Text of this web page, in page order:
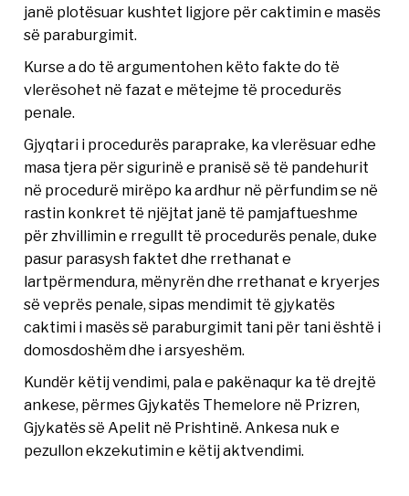
janë plotësuar kushtet ligjore për caktimin e masës
së paraburgimit.
Kurse a do të argumentohen këto fakte do të
vlerësohet në fazat e mëtejme të procedurës
penale.
Gjyqtari i procedurës paraprake, ka vlerësuar edhe
masa tjera për sigurinë e pranisë së të pandehurit
në procedurë mirëpo ka ardhur në përfundim se në
rastin konkret të njëjtat janë të pamjaftueshme
për zhvillimin e rregullt të procedurës penale, duke
pasur parasysh faktet dhe rrethanat e
lartpërmendura, mënyrën dhe rrethanat e kryerjes
së veprës penale, sipas mendimit të gjykatës
caktimi i masës së paraburgimit tani për tani është i
domosdoshëm dhe i arsyeshëm.
Kundër këtij vendimi, pala e pakënaqur ka të drejtë
ankese, përmes Gjykatës Themelore në Prizren,
Gjykatës së Apelit në Prishtinë. Ankesa nuk e
pezullon ekzekutimin e këtij aktvendimi.